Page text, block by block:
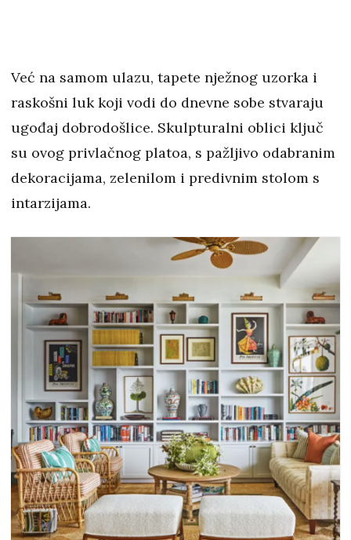
Već na samom ulazu, tapete nježnog uzorka i
raskošni luk koji vodi do dnevne sobe stvaraju
ugođaj dobrodošlice. Skulpturalni oblici ključ
su ovog privlačnog platoa, s pažljivo odabranim
dekoracijama, zelenilom i predivnim stolom s
intarzijama.